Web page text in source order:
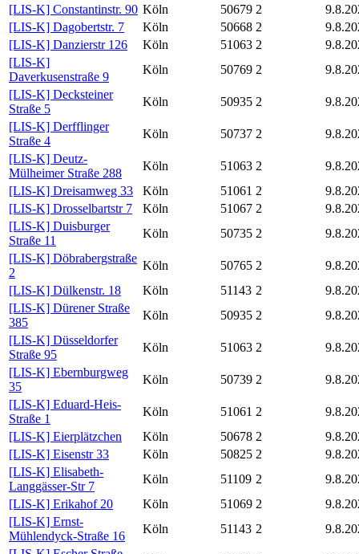
[LIS-K] Constantinstr. 90 Köln 50679 2
[LIS-K] Dagobertstr. 7
Köln 50668 2
[LIS-K] Danzierstr 126
Köln 51063 2
[LIS-K]
Daverkusenstraße 9
Köln 50769 2
[LIS-K] Decksteiner
Straße 5
Köln 50935 2
[LIS-K] Derfflinger
Straße 4
Köln 50737 2
[LIS-K] Deutz-
Mülheimer Straße 288
Köln 51063 2
[LIS-K] Dreisamweg 33
Köln 51061 2
[LIS-K] Drosselbartstr 7
Köln 51067 2
[LIS-K] Duisburger
Straße 11
Köln 50735 2
[LIS-K] Döbrabergstraße
2
Köln 50765 2
[LIS-K] Dülkenstr. 18
Köln 51143 2
[LIS-K] Dürener Straße
385
Köln 50935 2
[LIS-K] Düsseldorfer
Straße 95
Köln 51063 2
[LIS-K] Ebernburgweg
35
Köln 50739 2
[LIS-K] Eduard-Heis-
Straße 1
Köln 51061 2
[LIS-K] Eierplätzchen
Köln 50678 2
[LIS-K] Eisenstr 33
Köln 50825 2
[LIS-K] Elisabeth-
Langgässer-Str 7
Köln 51109 2
[LIS-K] Erikahof 20
Köln 51069 2
[LIS-K] Ernst-
Mühlendyck-Straße 16
Köln 51143 2